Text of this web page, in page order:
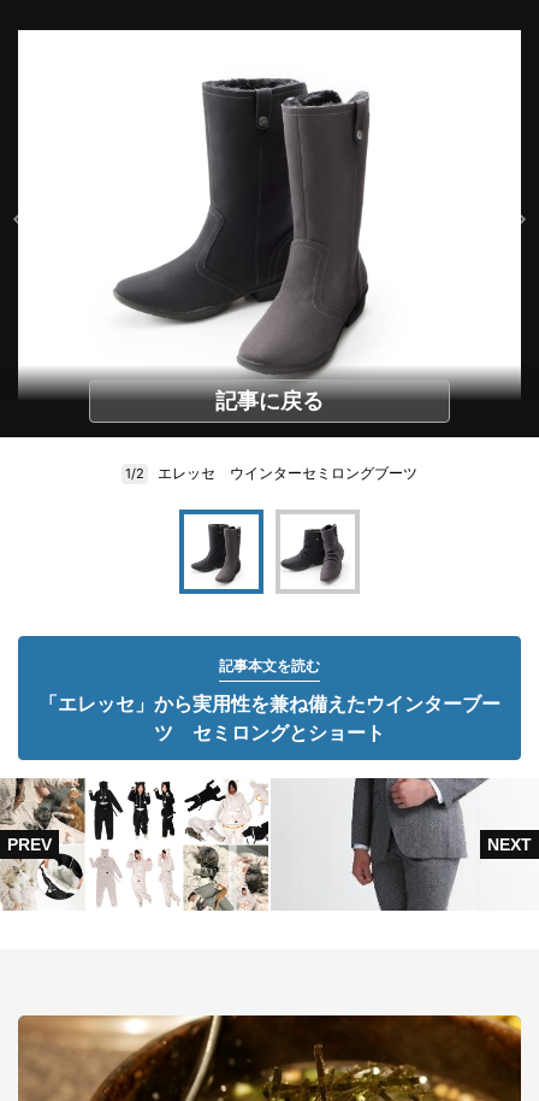
記事に戻る
1/2 エレッセ ウインターセミロングブーツ
記事本文を読む
「エレッセ」から実用性を兼ね備えたウインターブー
ツ セミロングとショート